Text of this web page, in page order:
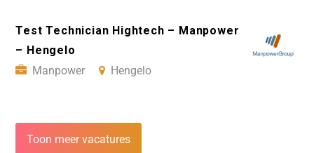
Test Technician Hightech – Manpower
– Hengelo
Manpower
Hengelo
Toon meer vacatures